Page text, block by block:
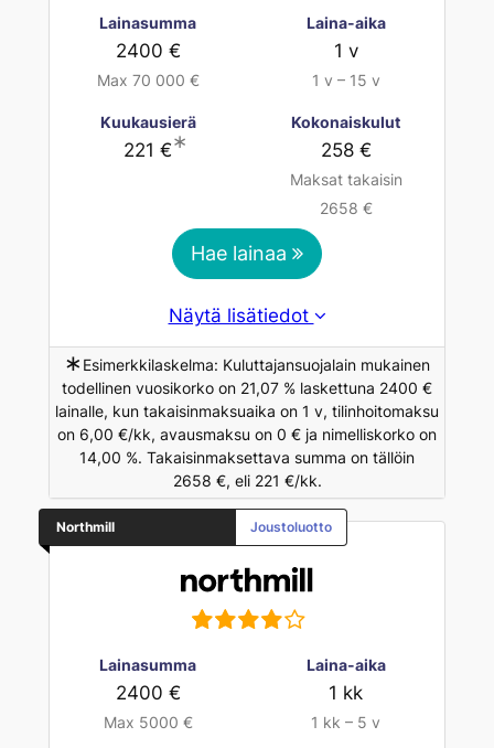
Lainasumma
2400 €
Max 70 000 €
Laina-aika
1 v
1 v – 15 v
Kuukausierä
221 €∗
Kokonaiskulut
258 €
Maksat takaisin
2658 €
Hae lainaa
Näytä lisätiedot
∗ Esimerkkilaskelma: Kuluttajansuojalain mukainen
todellinen vuosikorko on 21,07 % laskettuna 2400 €
lainalle, kun takaisinmaksuaika on 1 v, tilinhoitomaksu
on 6,00 €/kk, avausmaksu on 0 € ja nimelliskorko on
14,00 %. Takaisinmaksettava summa on tällöin
2658 €, eli 221 €/kk.
Northmill Joustoluotto
Lainasumma
2400 €
Max 5000 €
Laina-aika
1 kk
1 kk – 5 v